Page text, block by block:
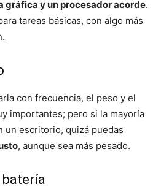
gráfica y un procesador acorde.
tareas básicas, con algo más
con frecuencia, el peso y el
importantes; pero si la mayoría
un escritorio, quizá puedas
, aunque sea más pesado.
batería